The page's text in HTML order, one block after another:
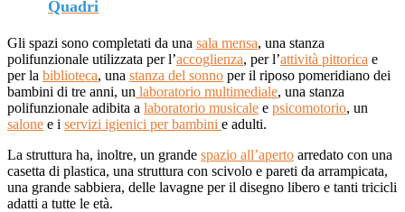
Quadri
Gli spazi sono completati da una sala mensa, una stanza
polifunzionale utilizzata per l’accoglienza, per l’attività pittorica e
per la biblioteca, una stanza del sonno per il riposo pomeridiano dei
bambini di tre anni, un laboratorio multimediale, una stanza
polifunzionale adibita a laboratorio musicale e psicomotorio, un
salone e i servizi igienici per bambini e adulti.
La struttura ha, inoltre, un grande spazio all’aperto arredato con una
casetta di plastica, una struttura con scivolo e pareti da arrampicata,
una grande sabbiera, delle lavagne per il disegno libero e tanti tricicli
adatti a tutte le età.